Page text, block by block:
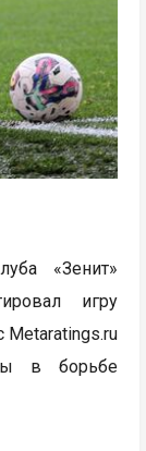
«Зенит»
игру
в борьбе